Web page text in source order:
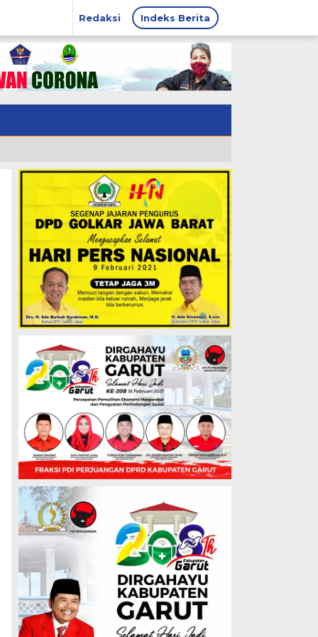
Redaksi Indeks Berita